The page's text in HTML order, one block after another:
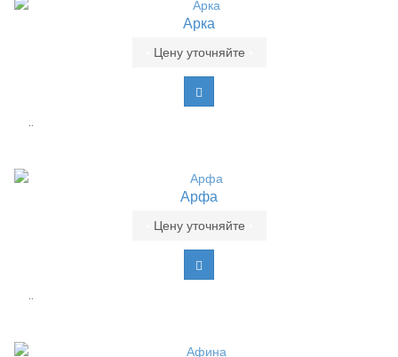
Арка
Цену уточняйте
..
Арфа
Цену уточняйте
..